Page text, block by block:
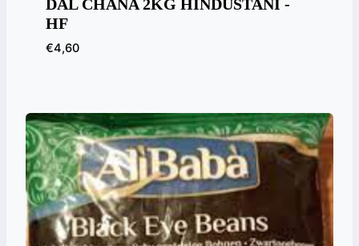
DAL CHANA 2KG HINDUSTANI -
HF
€4,60